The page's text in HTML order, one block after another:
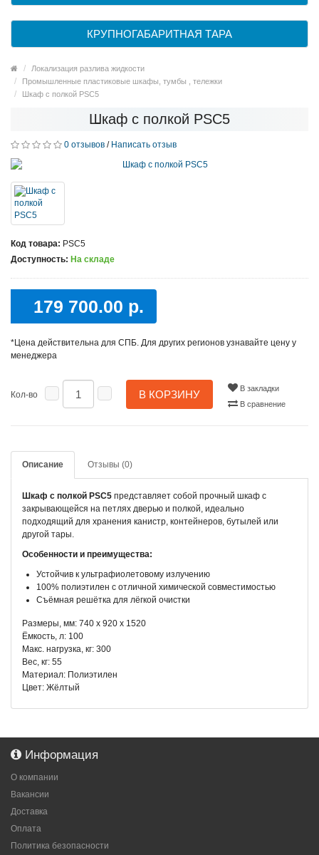
КРУПНОГАБАРИТНАЯ ТАРА
Локализация разлива жидкости
Промышленные пластиковые шкафы, тумбы , тележки
Шкаф с полкой PSC5
Шкаф с полкой PSC5
0 отзывов / Написать отзыв
Код товара: PSC5
Доступность: На складе
179 700.00 р.
*Цена действительна для СПБ. Для других регионов узнавайте цену у
менеджера
Кол-во В КОРЗИНУ
В закладки
В сравнение
Описание Отзывы (0)
Шкаф с полкой PSC5 представляет собой прочный шкаф с
закрывающейся на петлях дверью и полкой, идеально
подходящий для хранения канистр, контейнеров, бутылей или
другой тары.
Особенности и преимущества:
Устойчив к ультрафиолетовому излучению
100% полиэтилен с отличной химической совместимостью
Съёмная решётка для лёгкой очистки
Размеры, мм: 740 х 920 х 1520
Ёмкость, л: 100
Макс. нагрузка, кг: 300
Вес, кг: 55
Материал: Полиэтилен
Цвет: Жёлтый
Информация
О компании
Вакансии
Доставка
Оплата
Политика безопасности